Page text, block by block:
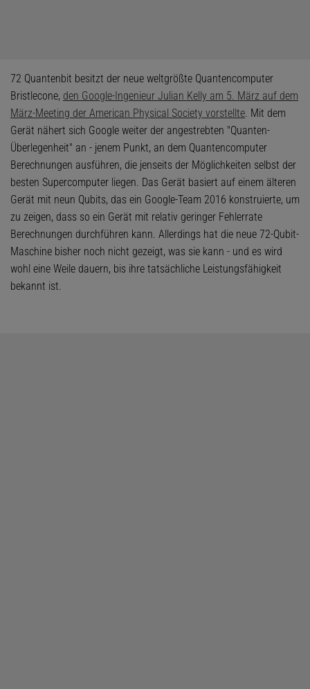
72 Quantenbit besitzt der neue weltgrößte Quantencomputer
Bristlecone, den Google-Ingenieur Julian Kelly am 5. März auf dem
März-Meeting der American Physical Society vorstellte. Mit dem
Gerät nähert sich Google weiter der angestrebten "Quanten-
Überlegenheit" an - jenem Punkt, an dem Quantencomputer
Berechnungen ausführen, die jenseits der Möglichkeiten selbst der
besten Supercomputer liegen. Das Gerät basiert auf einem älteren
Gerät mit neun Qubits, das ein Google-Team 2016 konstruierte, um
zu zeigen, dass so ein Gerät mit relativ geringer Fehlerrate
Berechnungen durchführen kann. Allerdings hat die neue 72-Qubit-
Maschine bisher noch nicht gezeigt, was sie kann - und es wird
wohl eine Weile dauern, bis ihre tatsächliche Leistungsfähigkeit
bekannt ist.